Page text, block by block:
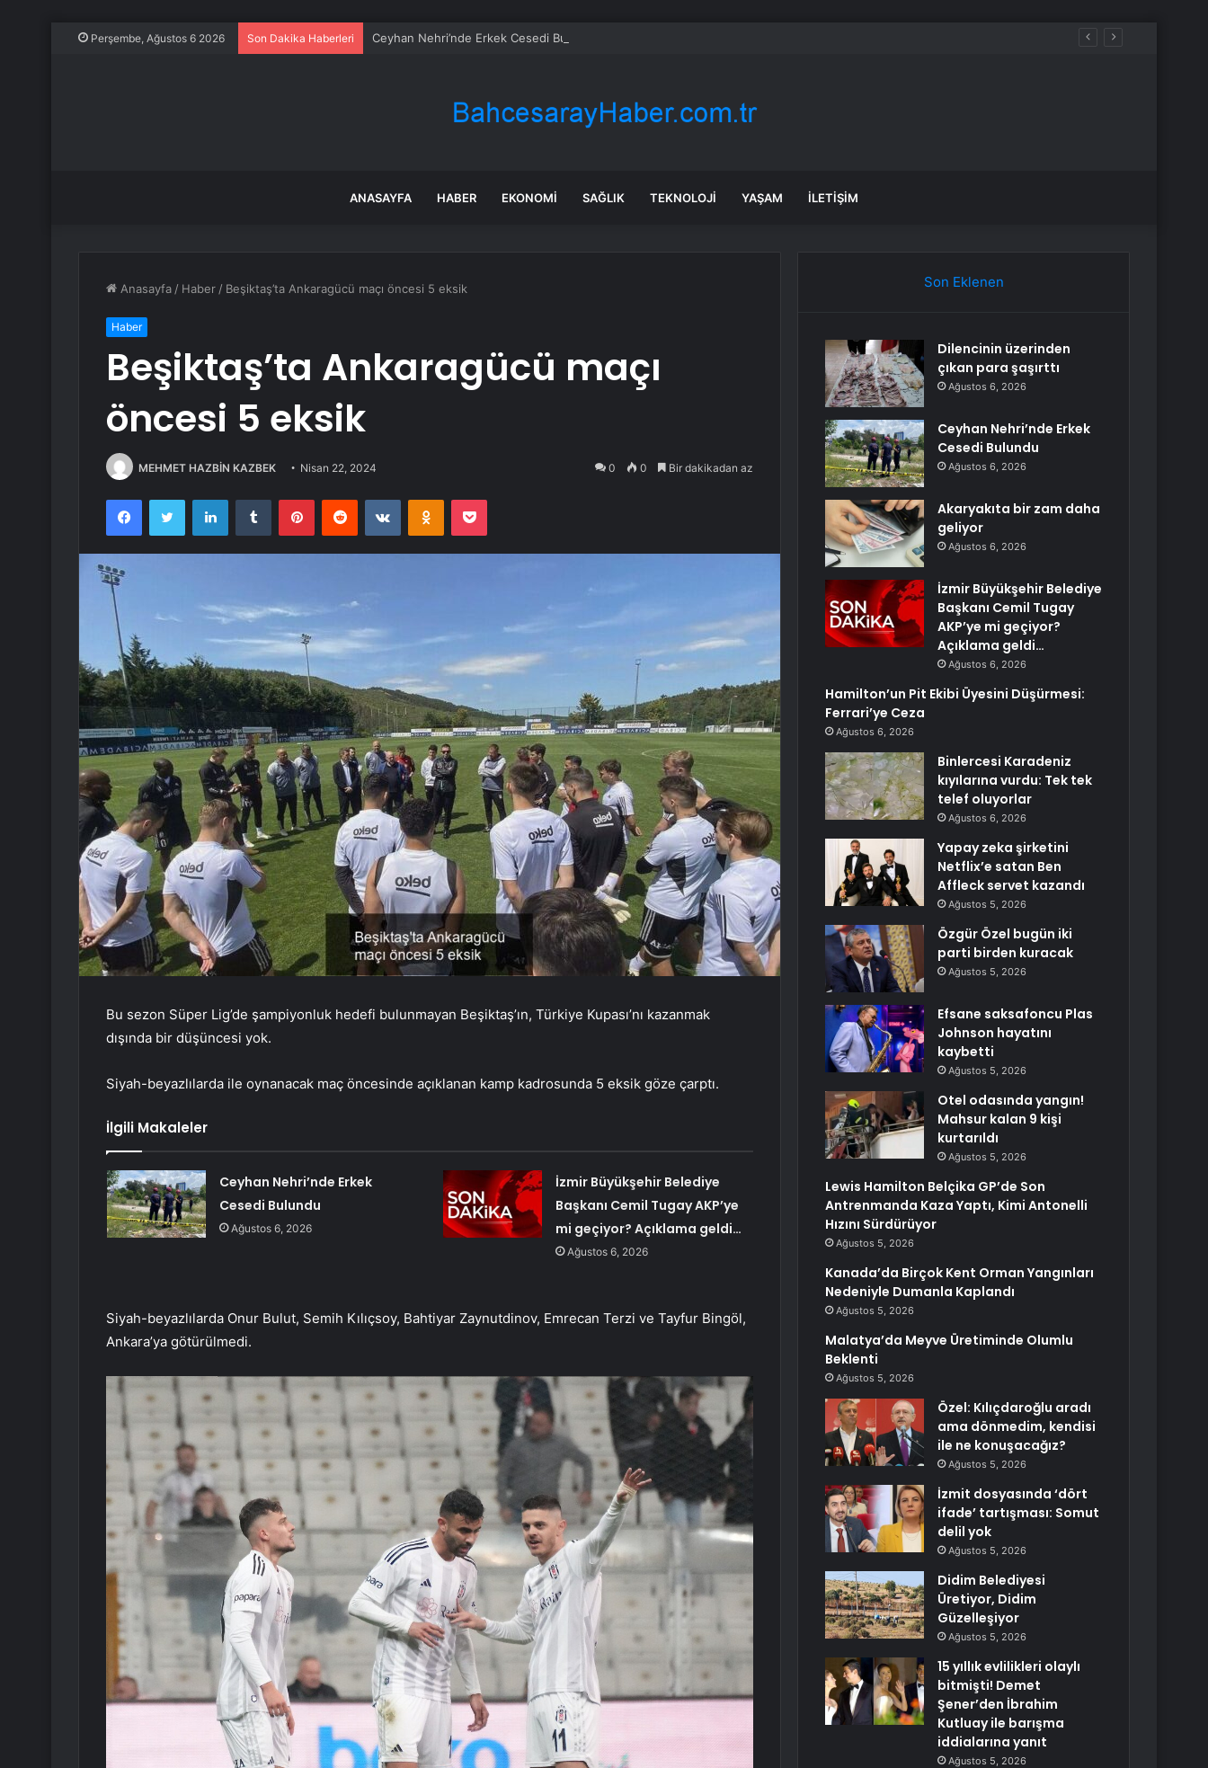
Perşembe, Ağustos 6 2026 Son Dakika Haberleri Ceyhan Nehri’nde Erkek Cesedi Bulundu
ANASAYFA HABER EKONOMI SAĞLIK TEKNOLOJI YAŞAM İLETIŞIM
Anasayfa / Haber / Beşiktaş’ta Ankaragücü maçı öncesi 5 eksik
Haber
Beşiktaş’ta Ankaragücü maçı
öncesi 5 eksik
MEHMET HAZBİN KAZBEK Nisan 22, 2024 0 0 Bir dakikadan az
FacebookTwitter LinkedInTumblr PinterestReddit VKontakteOdnoklassniki
Pocket
Bu sezon Süper Lig’de şampiyonluk hedefi bulunmayan Beşiktaş’ın, Türkiye Kupası’nı kazanmak
dışında bir düşüncesi yok.
Siyah-beyazlılarda ile oynanacak maç öncesinde açıklanan kamp kadrosunda 5 eksik göze çarptı.
İlgili Makaleler
Ceyhan Nehri’nde Erkek
Cesedi Bulundu
Ağustos 6, 2026
İzmir Büyükşehir Belediye
Başkanı Cemil Tugay AKP’ye
mi geçiyor? Açıklama geldi…
Ağustos 6, 2026
Siyah-beyazlılarda Onur Bulut, Semih Kılıçsoy, Bahtiyar Zaynutdinov, Emrecan Terzi ve Tayfur Bingöl,
Ankara’ya götürülmedi.
Son Eklenen
Dilencinin üzerinden
çıkan para şaşırttı
Ağustos 6, 2026
Ceyhan Nehri’nde Erkek
Cesedi Bulundu
Ağustos 6, 2026
Akaryakıta bir zam daha
geliyor
Ağustos 6, 2026
İzmir Büyükşehir Belediye
Başkanı Cemil Tugay
AKP’ye mi geçiyor?
Açıklama geldi…
Ağustos 6, 2026
Hamilton’un Pit Ekibi Üyesini Düşürmesi:
Ferrari’ye Ceza
Ağustos 6, 2026
Binlercesi Karadeniz
kıyılarına vurdu: Tek tek
telef oluyorlar
Ağustos 6, 2026
Yapay zeka şirketini
Netflix’e satan Ben
Affleck servet kazandı
Ağustos 5, 2026
Özgür Özel bugün iki
parti birden kuracak
Ağustos 5, 2026
Efsane saksafoncu Plas
Johnson hayatını
kaybetti
Ağustos 5, 2026
Otel odasında yangın!
Mahsur kalan 9 kişi
kurtarıldı
Ağustos 5, 2026
Lewis Hamilton Belçika GP’de Son
Antrenmanda Kaza Yaptı, Kimi Antonelli
Hızını Sürdürüyor
Ağustos 5, 2026
Kanada’da Birçok Kent Orman Yangınları
Nedeniyle Dumanla Kaplandı
Ağustos 5, 2026
Malatya’da Meyve Üretiminde Olumlu
Beklenti
Ağustos 5, 2026
Özel: Kılıçdaroğlu aradı
ama dönmedim, kendisi
ile ne konuşacağız?
Ağustos 5, 2026
İzmit dosyasında ‘dört
ifade’ tartışması: Somut
delil yok
Ağustos 5, 2026
Didim Belediyesi
Üretiyor, Didim
Güzelleşiyor
Ağustos 5, 2026
15 yıllık evlilikleri olaylı
bitmişti! Demet
Şener’den İbrahim
Kutluay ile barışma
iddialarına yanıt
Ağustos 5, 2026